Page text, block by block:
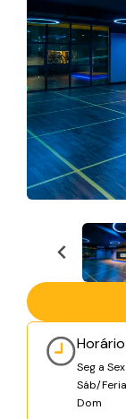
Seg a Sex
Sáb/
Dom